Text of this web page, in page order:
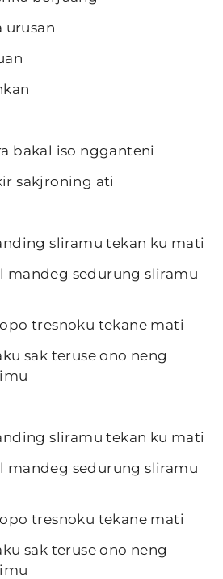
urusan
bakal iso ngganteni
sakjroning ati
sliramu tekan ku mati
mandeg sedurung sliramu
tresnoku tekane mati
sak teruse ono neng
sliramu tekan ku mati
mandeg sedurung sliramu
tresnoku tekane mati
sak teruse ono neng